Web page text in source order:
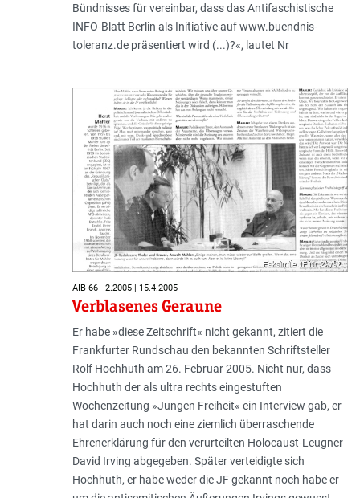
Bündnisses für vereinbar, dass das Antifaschistische
INFO-Blatt Berlin als Initiative auf www.buendnis-
toleranz.de präsentiert wird (...)?«, lautet Nr
Faksimile JF Nr. 29/98
AIB 66 - 2.2005 | 15.4.2005
Verblasenes Geraune
Er habe »diese Zeitschrift« nicht gekannt, zitiert die
Frankfurter Rundschau den bekannten Schriftsteller
Rolf Hochhuth am 26. Februar 2005. Nicht nur, dass
Hochhuth der als ultra rechts eingestuften
Wochenzeitung »Jungen Freiheit« ein Interview gab, er
hat darin auch noch eine ziemlich überraschende
Ehrenerklärung für den verurteilten Holocaust-Leugner
David Irving abgegeben. Später verteidigte sich
Hochhuth, er habe weder die JF gekannt noch habe er